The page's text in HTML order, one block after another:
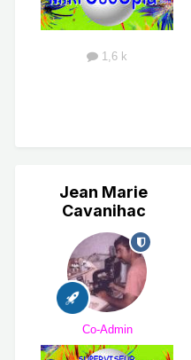
1,6 k
Jean Marie
Cavanihac
Co-Admin